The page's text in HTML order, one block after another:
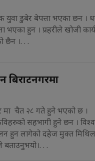
युवा डुबेर बेपत्ता भएका छन ।
भएका हुन । प्रहरीले खोजी कार्य
छैन ।. . .
बिराटनगरमा
मा चैत २८ गते हुने भएको छ ।
सहभागी हुने छन ।
हुन लागेको दहेज मुक्त
बताउनुभयो।. . .